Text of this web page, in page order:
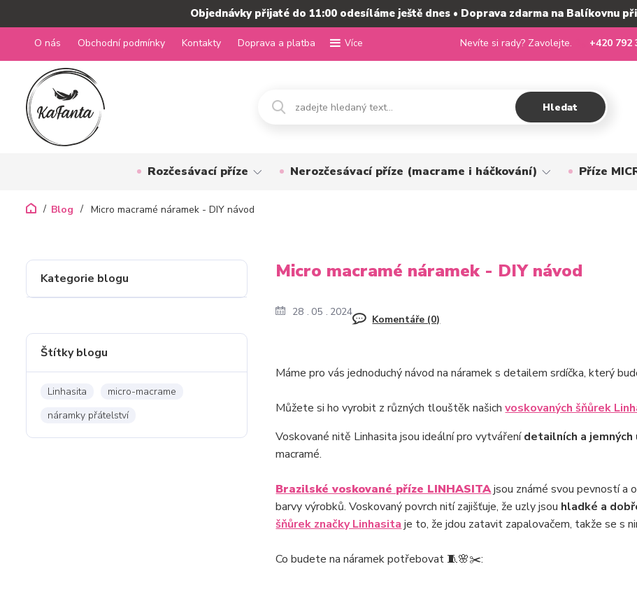
Objednávky přijaté do 11:00 odesíláme ještě dnes • Doprava zdarma na Balíkovnu
O nás Obchodní podmínky Kontakty Doprava a platba Více
Hledat
Nevíte si rady? Zavolejte. +420 792
Rozčesávací příze Nerozčesávací příze (macrame i háčkování) Příze
Blog Micro macramé náramek - DIY návod
Kategorie blogu
Štítky blogu
Linhasita
micro-macrame
náramky přátelství
28 05 2024
Komentáře (0)
Micro macramé náramek - DIY návod
Máme pro vás jednoduchý návod na náramek s detailem srdíčka, který
Můžete si ho vyrobit z různých tlouštěk našichvoskovaných šňůrek
Voskované nitě Linhasita jsou ideální pro vytvářenídetailních a jemných
macramé.
Brazilské voskované příze LINHASITAjsou známé svou pevností a
barvy výrobků. Voskovaný povrch nití zajišťuje, že uzly jsou hladké a
šňůrek značky Linhasita je to, že jdou zatavit zapalovačem, takže se s
Co budete na náramek potřebovat 🧵🌸✂️: